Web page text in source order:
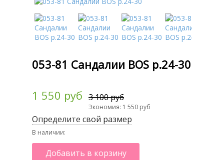
053-81 Сандалии BOS р.24-30
1 550 руб 3 100 руб
Экономия: 1 550 руб
Определите свой размер
В наличии:
Добавить в корзину